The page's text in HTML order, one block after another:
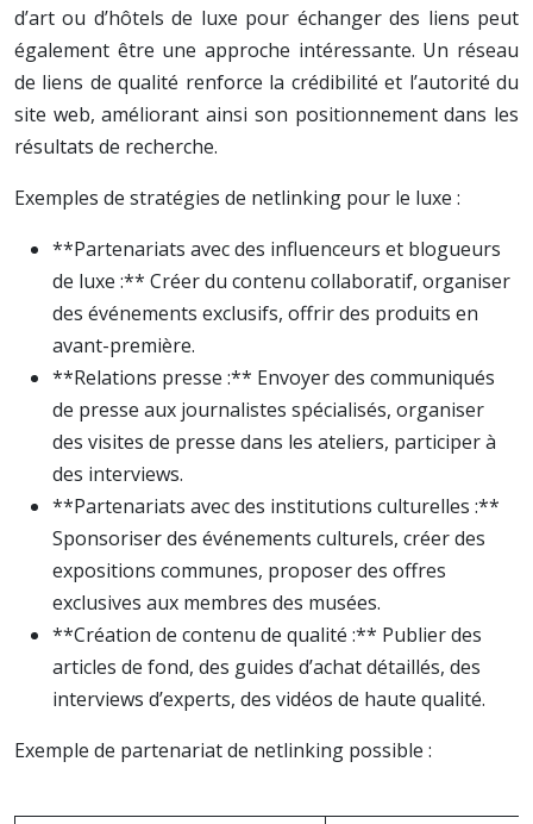
d’art ou d’hôtels de luxe pour échanger des liens peut
également être une approche intéressante. Un réseau
de liens de qualité renforce la crédibilité et l’autorité du
site web, améliorant ainsi son positionnement dans les
résultats de recherche.
Exemples de stratégies de netlinking pour le luxe :
**Partenariats avec des influenceurs et blogueurs
de luxe :** Créer du contenu collaboratif, organiser
des événements exclusifs, offrir des produits en
avant-première.
**Relations presse :** Envoyer des communiqués
de presse aux journalistes spécialisés, organiser
des visites de presse dans les ateliers, participer à
des interviews.
**Partenariats avec des institutions culturelles :**
Sponsoriser des événements culturels, créer des
expositions communes, proposer des offres
exclusives aux membres des musées.
**Création de contenu de qualité :** Publier des
articles de fond, des guides d’achat détaillés, des
interviews d’experts, des vidéos de haute qualité.
Exemple de partenariat de netlinking possible :